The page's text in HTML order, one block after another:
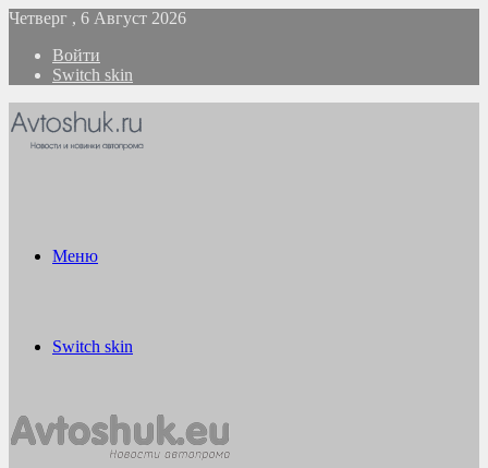
Четверг , 6 Август 2026
Войти
Switch skin
Меню
Switch skin